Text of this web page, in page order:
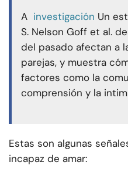
A investigación Un
S. Nelson Goff et al.
del pasado afectan a
parejas, y muestra
factores como la
comprensión y la
Estas son algunas
incapaz de amar: